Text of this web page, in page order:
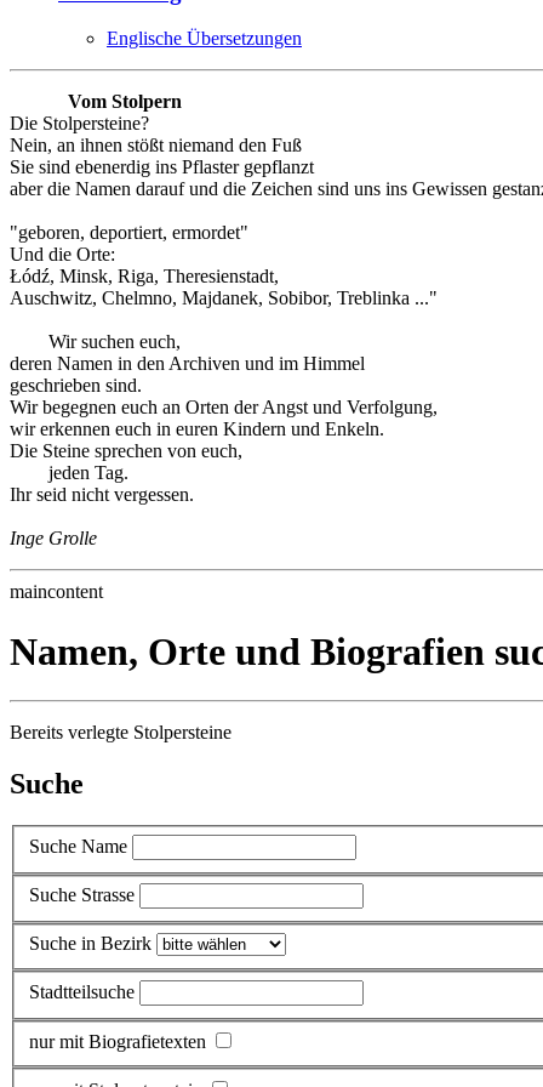
Englische Übersetzungen
Vom Stolpern
Die Stolpersteine?
Nein, an ihnen stößt niemand den Fuß
Sie sind ebenerdig ins Pflaster gepflanzt
aber die Namen darauf und die Zeichen sind uns ins Gewissen
"geboren, deportiert, ermordet"
Und die Orte:
Łódź, Minsk, Riga, Theresienstadt,
Auschwitz, Chelmno, Majdanek, Sobibor, Treblinka ..."
Wir suchen euch,
deren Namen in den Archiven und im Himmel
geschrieben sind.
Wir begegnen euch an Orten der Angst und Verfolgung,
wir erkennen euch in euren Kindern und Enkeln.
Die Steine sprechen von euch,
jeden Tag.
Ihr seid nicht vergessen.
Inge Grolle
maincontent
Namen, Orte und Biografien
Bereits verlegte Stolpersteine
Suche
Suche Name
Suche Strasse
Suche in Bezirk
Stadtteilsuche
nur mit Biografietexten